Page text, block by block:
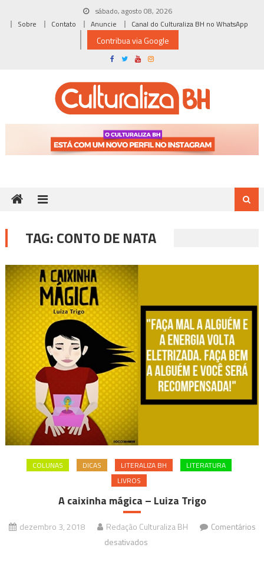
sábado, agosto 08, 2026
Sobre
Contato Anuncie Canal do Culturaliza BH no WhatsApp
Contribua via Google
TAG:CONTO DE NATA
COLUNAS DICAS LITERALIZA BH
LITERATURA
LIVROS
A caixinha mágica – Luiza Trigo
dezembro 3, 2018 Redação Culturaliza BH
Comentários
desativados